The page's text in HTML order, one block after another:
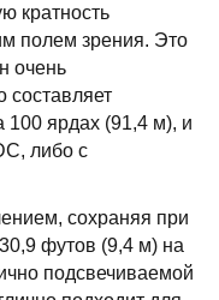
кратность
полем зрения. Это
очень
составляет
ярдах (91,4 м), и
либо с
сохраняя при
футов (9,4 м) на
подсвечиваемой